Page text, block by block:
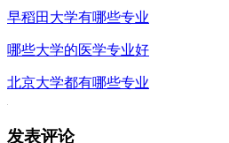
早稻田大学有哪些专业
哪些大学的医学专业好
北京大学都有哪些专业
发表评论